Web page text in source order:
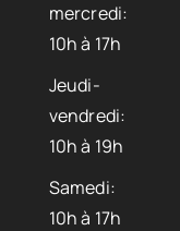
mercredi:
10h à 17h
Jeudi-
vendredi:
10h à 19h
Samedi:
10h à 17h